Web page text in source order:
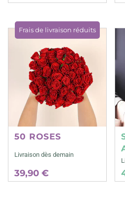
Frais de livraison réduits
50 ROSES
Livraison dès demain
39,90 €